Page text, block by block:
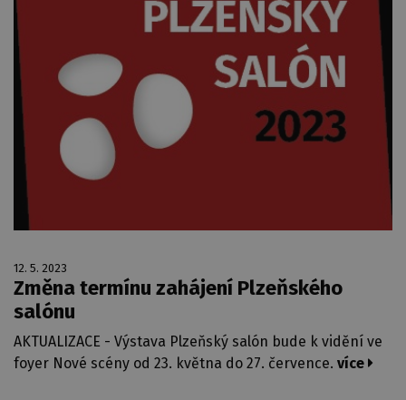
12. 5. 2023
Změna termínu zahájení Plzeňského
salónu
AKTUALIZACE - Výstava Plzeňský salón bude k vidění ve
foyer Nové scény od 23. května do 27. července. více